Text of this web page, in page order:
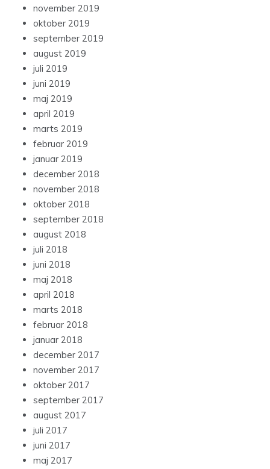
november 2019
oktober 2019
september 2019
august 2019
juli 2019
juni 2019
maj 2019
april 2019
marts 2019
februar 2019
januar 2019
december 2018
november 2018
oktober 2018
september 2018
august 2018
juli 2018
juni 2018
maj 2018
april 2018
marts 2018
februar 2018
januar 2018
december 2017
november 2017
oktober 2017
september 2017
august 2017
juli 2017
juni 2017
maj 2017